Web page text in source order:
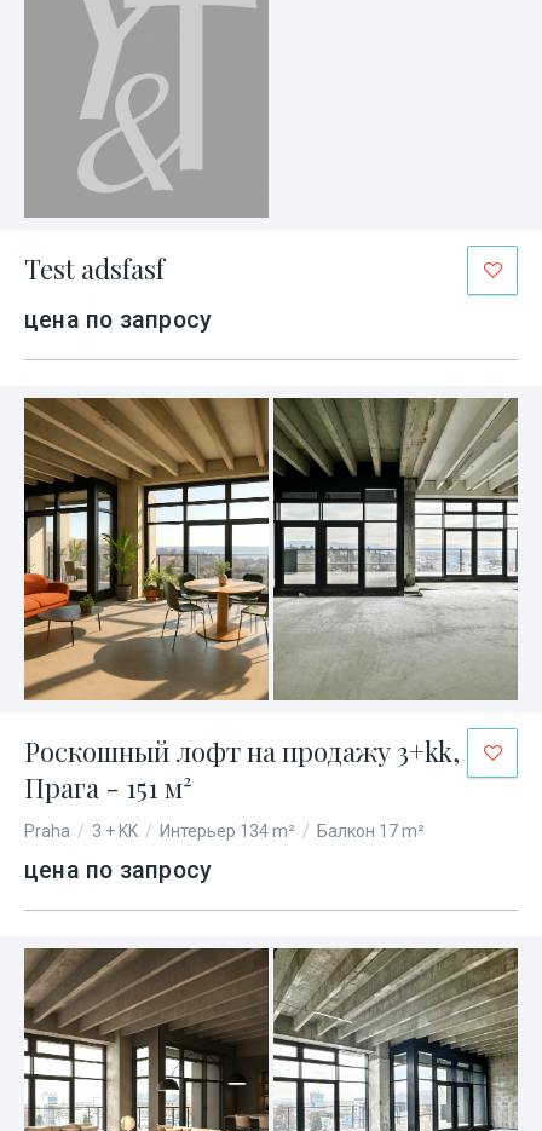
Test adsfasf
цена по запросу
Роскошный лофт на продажу 3+kk,
Прага - 151 м²
Praha / 3 + KK / Интерьер 134 m² / Балкон 17 m²
цена по запросу